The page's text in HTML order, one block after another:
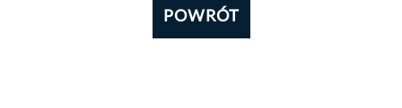
POWRÓT